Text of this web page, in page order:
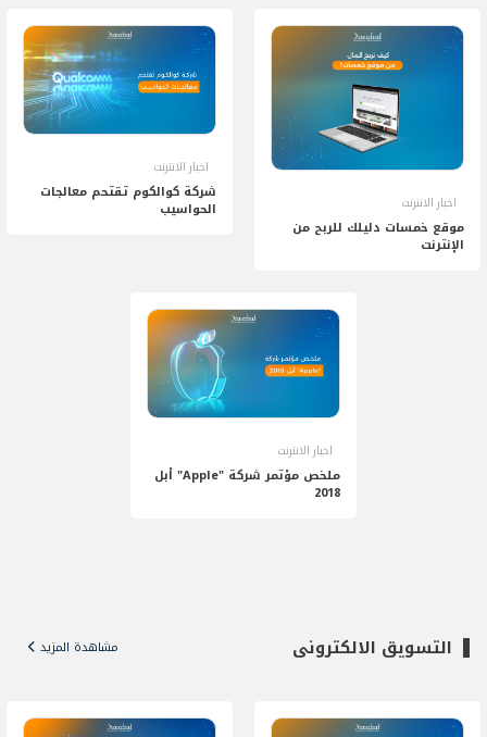
اخبار الانترنت
موقع خمسات دليلك للربح من
الإنترنت
اخبار الانترنت
شركة كوالكوم تقتحم معالجات
الحواسيب
اخبار الانترنت
ملخص مؤتمر شركة "Apple" أبل
2018
التسويق الالكترونى مشاهدة المزيد